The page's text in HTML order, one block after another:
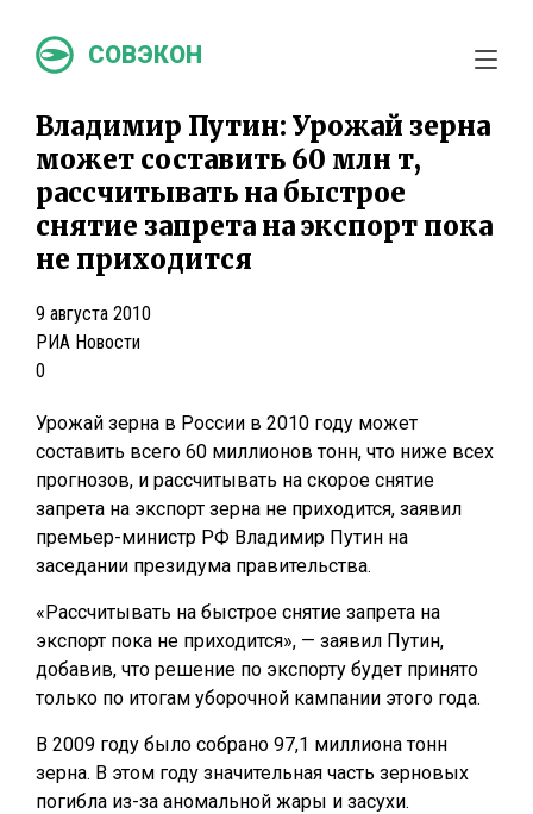
СОВЭКОН
Владимир Путин: Урожай зерна
может составить 60 млн т,
рассчитывать на быстрое
снятие запрета на экспорт пока
не приходится
9 августа 2010
РИА Новости
0
Урожай зерна в России в 2010 году может
составить всего 60 миллионов тонн, что ниже всех
прогнозов, и рассчитывать на скорое снятие
запрета на экспорт зерна не приходится, заявил
премьер-министр РФ Владимир Путин на
заседании президума правительства.
«Рассчитывать на быстрое снятие запрета на
экспорт пока не приходится», — заявил Путин,
добавив, что решение по экспорту будет принято
только по итогам уборочной кампании этого года.
В 2009 году было собрано 97,1 миллиона тонн
зерна. В этом году значительная часть зерновых
погибла из-за аномальной жары и засухи.